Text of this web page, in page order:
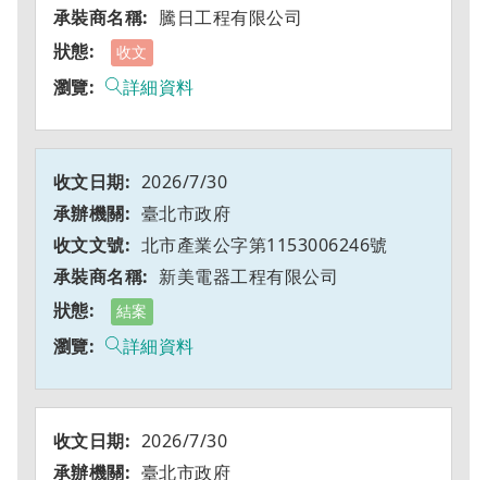
騰日工程有限公司
收文
詳細資料
2026/7/30
臺北市政府
北市產業公字第1153006246號
新美電器工程有限公司
結案
詳細資料
2026/7/30
臺北市政府